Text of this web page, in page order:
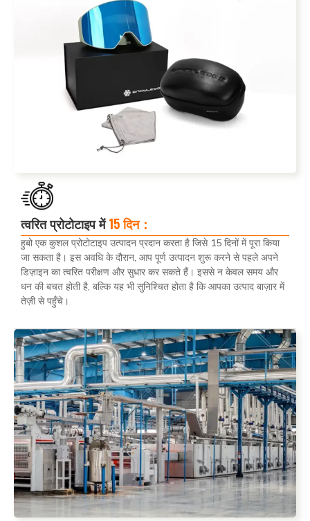
त्वरित प्रोटोटाइप में15 दिन：
हुबो एक कुशल प्रोटोटाइप उत्पादन प्रदान करता है जिसे 15 दिनों में पूरा किया
जा सकता है। इस अवधि के दौरान, आप पूर्ण उत्पादन शुरू करने से पहले अपने
डिज़ाइन का त्वरित परीक्षण और सुधार कर सकते हैं। इससे न केवल समय और
धन की बचत होती है, बल्कि यह भी सुनिश्चित होता है कि आपका उत्पाद बाज़ार में
तेज़ी से पहुँचे।